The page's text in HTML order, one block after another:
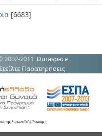
[6683]
2011 Duraspace
Παρατηρήσεις